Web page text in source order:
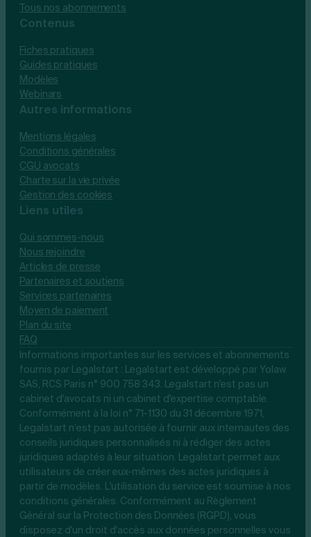
Tous nos abonnements
Contenus
Fiches pratiques
Guides pratiques
Modèles
Webinars
Autres informations
Mentions légales
Conditions générales
CGU avocats
Charte sur la vie privée
Gestion des cookies
Liens utiles
Qui sommes-nous
Nous rejoindre
Articles de presse
Partenaires et soutiens
Services partenaires
Moyen de paiement
Plan du site
FAQ
Informations importantes sur les services et abonnements
fournis par Legalstart : Legalstart est développé par Yolaw
SAS, RCS Paris n° 900 758 343. Legalstart n'est pas un
cabinet d'avocats ni un cabinet d'expertise comptable.
Conformément à la loi n° 71-1130 du 31 décembre 1971,
Legalstart n’est pas autorisée à fournir aux internautes des
conseils juridiques personnalisés ni à rédiger des actes
juridiques adaptés à leur situation. Legalstart permet aux
utilisateurs de créer eux-mêmes des actes juridiques à
partir de modèles. L'utilisation du service est soumise à nos
conditions générales. Conformément au Règlement
Général sur la Protection des Données (RGPD), vous
disposez d'un droit d'accès aux données personnelles vous